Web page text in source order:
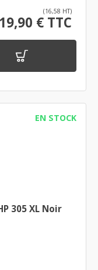
(16,58 HT)
19,90 € TTC
EN STOCK
305 XL Noir